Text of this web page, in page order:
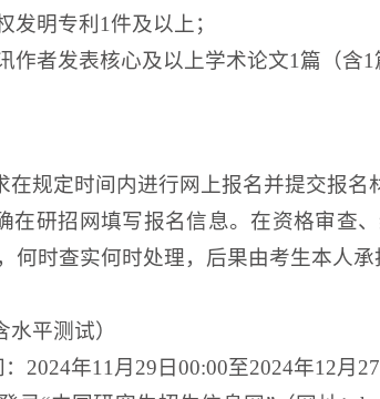
明专利1件及以上；
者发表核心及以上学术论文1篇（含1
在规定时间内进行网上报名并提交报名
在研招网填写报名信息。在资格审查
何时查实何时处理，后果由考生本人承
平测试）
2024年11月29日00:00至2024年12月27